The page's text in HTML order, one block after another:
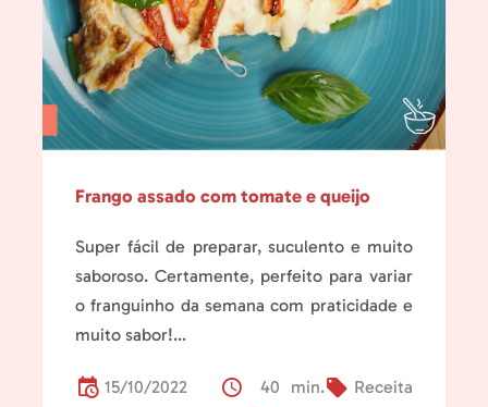
Frango assado com tomate e queijo
Super fácil de preparar, suculento e muito
saboroso. Certamente, perfeito para variar
o franguinho da semana com praticidade e
muito sabor!...
15/10/2022 Receita
40 min.